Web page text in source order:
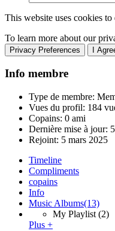
This website uses cookies
To learn more about our
Privacy Preferences I
Info membre
Type de membre:
Vues du profil: 184
Copains: 0 ami
Dernière mise à jour:
Rejoint: 5 mars 2025
Timeline
Compliments
copains
Info
Music Albums(13)
My Playlist (2)
Plus +